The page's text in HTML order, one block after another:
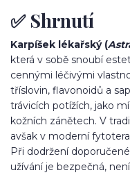
✅ Shrnutí
Karpíšek lékařský (
která v sobě snoubí
cennými léčivými
tříslovin, flavonoidů a
trávicích potížích, jako
kožních zánětech. V
avšak v moderní
Při dodržení
užívání je bezpečná,